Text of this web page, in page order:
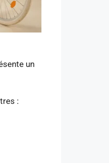
un
: